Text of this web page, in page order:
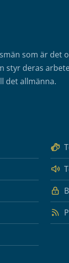
som är det
deras
det allmänna.